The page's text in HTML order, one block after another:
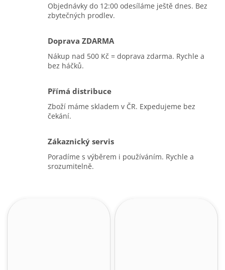
Objednávky do 12:00 odesíláme ještě dnes. Bez
zbytečných prodlev.
Doprava ZDARMA
Nákup nad 500 Kč = doprava zdarma. Rychle a
bez háčků.
Přímá distribuce
Zboží máme skladem v ČR. Expedujeme bez
čekání.
Zákaznický servis
Poradíme s výběrem i používáním. Rychle a
srozumitelně.